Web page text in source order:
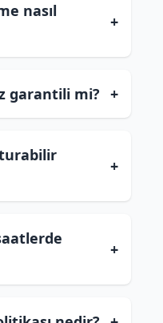
nasıl
+
garantili mi? +
+
+